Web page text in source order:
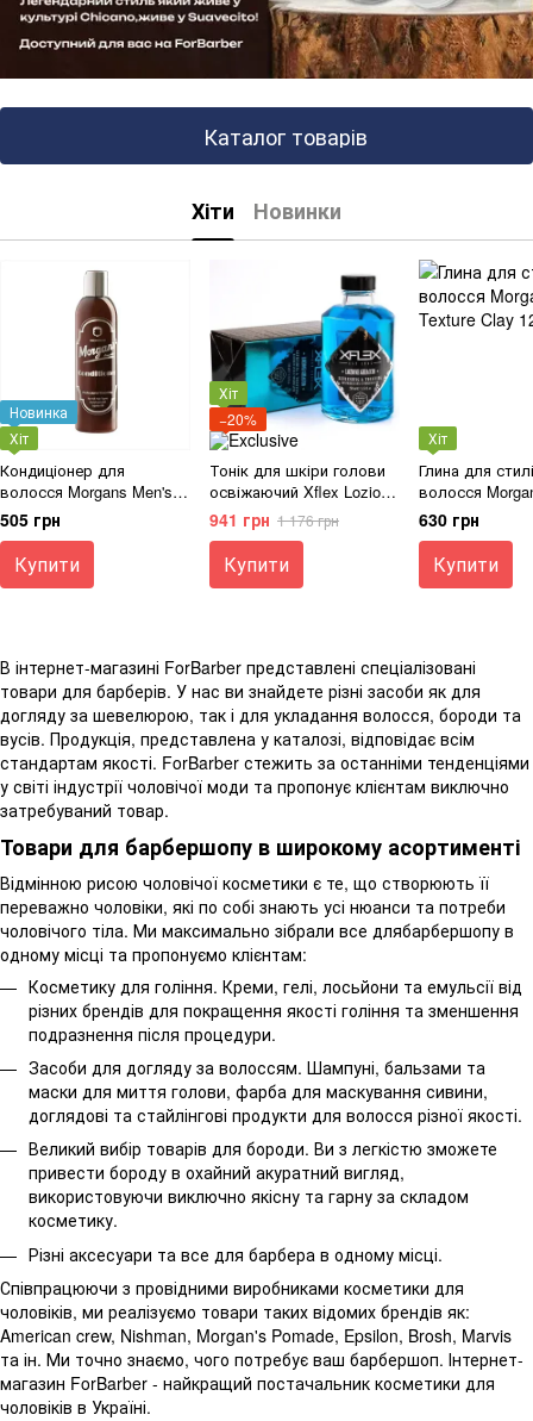
Каталог товарів
Хіти Новинки
Новинка
Хіт
Кондиціонер для
волосся Morgans Men's
Conditioner 250ml
505 грн
Купити
Хіт
−20%
Тонік для шкіри голови
освіжаючий Xflex Lozione
Ghiaccio 250ml
941 грн 1 176 грн
Купити
Хіт
Глина для
волосся
Clay 120ml
630 грн
Купити
В інтернет-магазині ForBarber представлені спеціалізовані
товари для барберів. У нас ви знайдете різні засоби як для
догляду за шевелюрою, так і для укладання волосся, бороди та
вусів. Продукція, представлена у каталозі, відповідає всім
стандартам якості. ForBarber стежить за останніми тенденціями
у світі індустрії чоловічої моди та пропонує клієнтам виключно
затребуваний товар.
Товари для барбершопу в широкому асортименті
Відмінною рисою чоловічої косметики є те, що створюють її
переважно чоловіки, які по собі знають усі нюанси та потреби
чоловічого тіла. Ми максимально зібрали все длябарбершопу в
одному місці та пропонуємо клієнтам:
Косметику для гоління. Креми, гелі, лосьйони та емульсії від
різних брендів для покращення якості гоління та зменшення
подразнення після процедури.
Засоби для догляду за волоссям. Шампуні, бальзами та
маски для миття голови, фарба для маскування сивини,
доглядові та стайлінгові продукти для волосся різної якості.
Великий вибір товарів для бороди. Ви з легкістю зможете
привести бороду в охайний акуратний вигляд,
використовуючи виключно якісну та гарну за складом
косметику.
Різні аксесуари та все для барбера в одному місці.
Співпрацюючи з провідними виробниками косметики для
чоловіків, ми реалізуємо товари таких відомих брендів як:
American crew, Nishman, Morgan's Pomade, Epsilon, Brosh, Marvis
та ін. Ми точно знаємо, чого потребує ваш барбершоп. Інтернет-
магазин ForBarber - найкращий постачальник косметики для
чоловіків в Україні.